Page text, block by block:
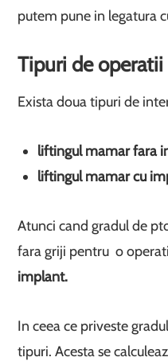
putem pune in legatura
Tipuri de
Exista doua tipuri de
liftingul mamar fara
liftingul mamar cu
Atunci cand gradul de
fara griji pentru o
implant.
In ceea ce priveste
tipuri. Acesta se